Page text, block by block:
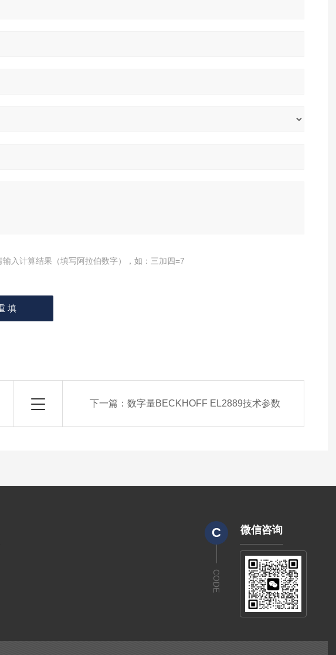
输入计算结果（填写阿拉伯数字），如：三加四=7
下一篇： 数字量BECKHOFF EL2889技术参数
C
CODE
微信咨询